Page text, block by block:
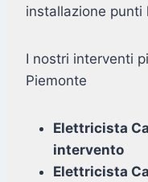
installazione punti
I nostri interventi
Piemonte
Elettricista
intervento
Elettricista